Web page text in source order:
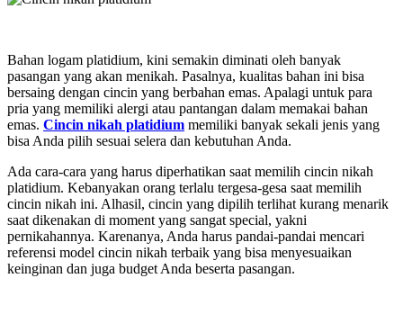
Bahan logam platidium, kini semakin diminati oleh banyak
pasangan yang akan menikah. Pasalnya, kualitas bahan ini bisa
bersaing dengan cincin yang berbahan emas. Apalagi untuk para
pria yang memiliki alergi atau pantangan dalam memakai bahan
emas. Cincin nikah platidium memiliki banyak sekali jenis yang
bisa Anda pilih sesuai selera dan kebutuhan Anda.
Ada cara-cara yang harus diperhatikan saat memilih cincin nikah
platidium. Kebanyakan orang terlalu tergesa-gesa saat memilih
cincin nikah ini. Alhasil, cincin yang dipilih terlihat kurang menarik
saat dikenakan di moment yang sangat special, yakni
pernikahannya. Karenanya, Anda harus pandai-pandai mencari
referensi model cincin nikah terbaik yang bisa menyesuaikan
keinginan dan juga budget Anda beserta pasangan.